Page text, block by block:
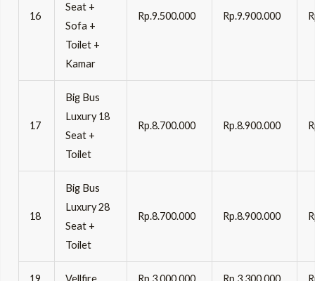
16
Seat +
Sofa +
Toilet +
Kamar
Rp.9.500.000 Rp.9.900.000
17
Big Bus
Luxury 18
Seat +
Toilet
Rp.8.700.000 Rp.8.900.000
18
Big Bus
Luxury 28
Seat +
Toilet
Rp.8.700.000 Rp.8.900.000